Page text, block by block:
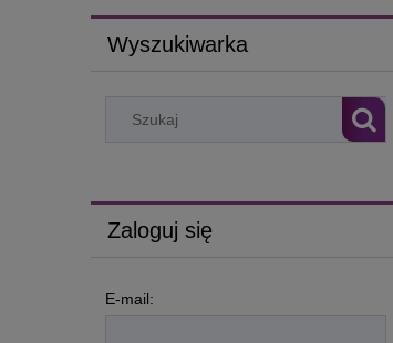
Wyszukiwarka
Zaloguj się
E-mail: